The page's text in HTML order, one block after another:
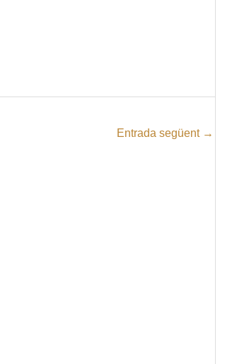
Entrada següent →